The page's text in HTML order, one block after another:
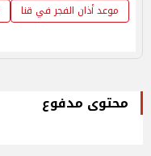
موعد أذان الفجر في قنا
محتوى مدفوع